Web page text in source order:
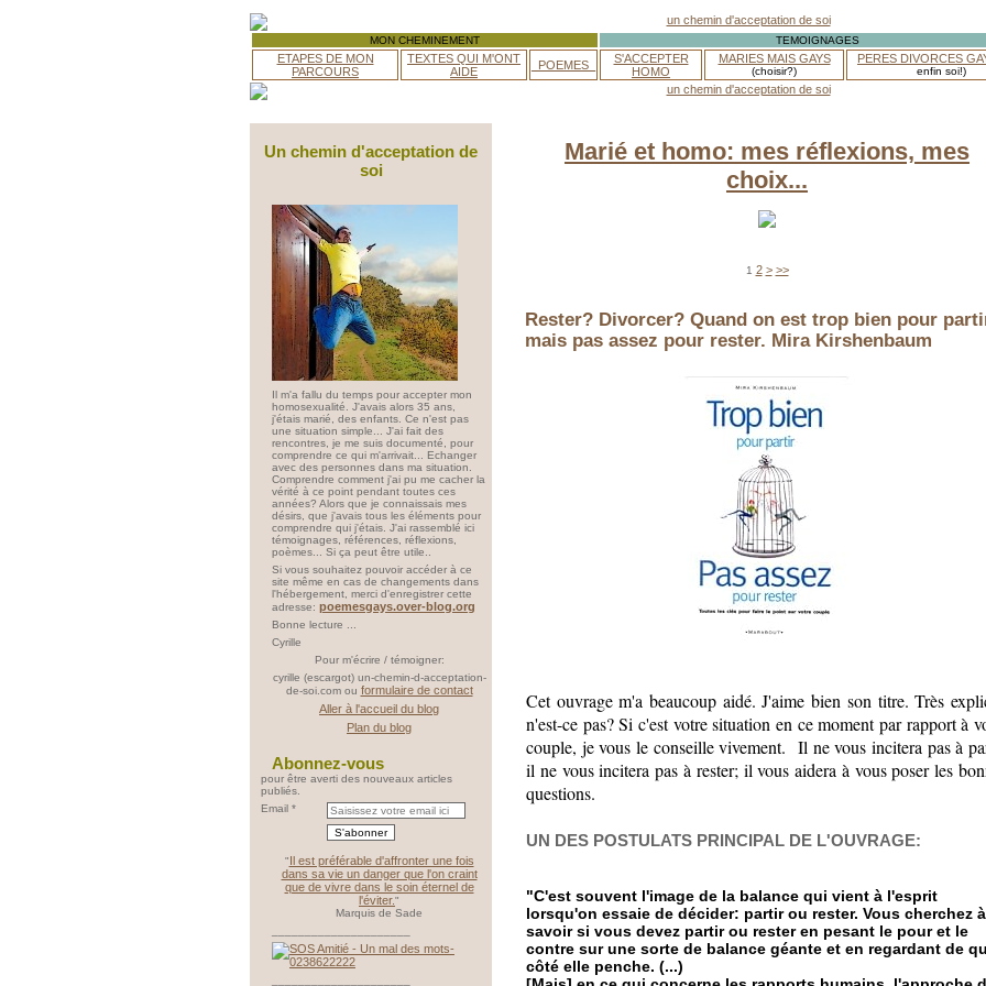
MON CHEMINEMENT TEMOIGNAGES
ETAPES DE MON
PARCOURS
TEXTES QUI M'ONT
AIDE
_POEMES_
S'ACCEPTER
HOMO
MARIES MAIS GAYS
(choisir?)
PERES DIVORCES
enfin soi!)
Un chemin d'acceptation de
soi
Il m'a fallu du temps pour accepter mon
homosexualité. J'avais alors 35 ans,
j'étais marié, des enfants. Ce n'est pas
une situation simple... J'ai fait des
rencontres, je me suis documenté, pour
comprendre ce qui m'arrivait... Echanger
avec des personnes dans ma situation.
Comprendre comment j'ai pu me cacher la
vérité à ce point pendant toutes ces
années? Alors que je connaissais mes
désirs, que j'avais tous les éléments pour
comprendre qui j'étais. J'ai rassemblé ici
témoignages, références, réflexions,
poèmes... Si ça peut être utile..
Si vous souhaitez pouvoir accéder à ce
site même en cas de changements dans
l'hébergement, merci d'enregistrer cette
adresse: poemesgays.over-blog.org
Bonne lecture ...
Cyrille
Pour m'écrire / témoigner:
cyrille (escargot) un-chemin-d-acceptation-
de-soi.com ou formulaire de contact
Aller à l'accueil du blog
Plan du blog
Abonnez-vous
pour être averti des nouveaux articles
publiés.
Email
"Il est préférable d'affronter une fois
dans sa vie un danger que l'on craint
que de vivre dans le soin éternel de
l'éviter."
Marquis de Sade
Marié et homo: mes réflexions, mes
choix...
1 2 > >>
Rester? Divorcer? Quand on est trop bien pour
mais pas assez pour rester. Mira Kirshenbaum
Cet ouvrage m'a beaucoup aidé. J'aime bien son titre. Très
n'est-ce pas? Si c'est votre situation en ce moment par rapport à
couple, je vous le conseille vivement. Il ne vous incitera pas à
il ne vous incitera pas à rester; il vous aidera à vous poser les
questions.
UN DES POSTULATS PRINCIPAL DE L'OUVRAGE:
"C'est souvent l'image de la balance qui vient à l'esprit
lorsqu'on essaie de décider: partir ou rester. Vous cherchez à
savoir si vous devez partir ou rester en pesant le pour et le
contre sur une sorte de balance géante et en regardant de
côté elle penche. (...)